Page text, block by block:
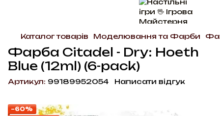
Каталог товарів Моделювання та Фарби
Фарба Citadel - Dry: Hoeth
Blue (12ml) (6-pack)
Артикул: 99189952054 Написати відгук
−60%